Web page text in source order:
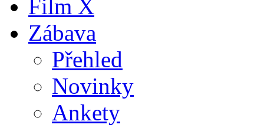
Film X
Zábava
Přehled
Novinky
Ankety